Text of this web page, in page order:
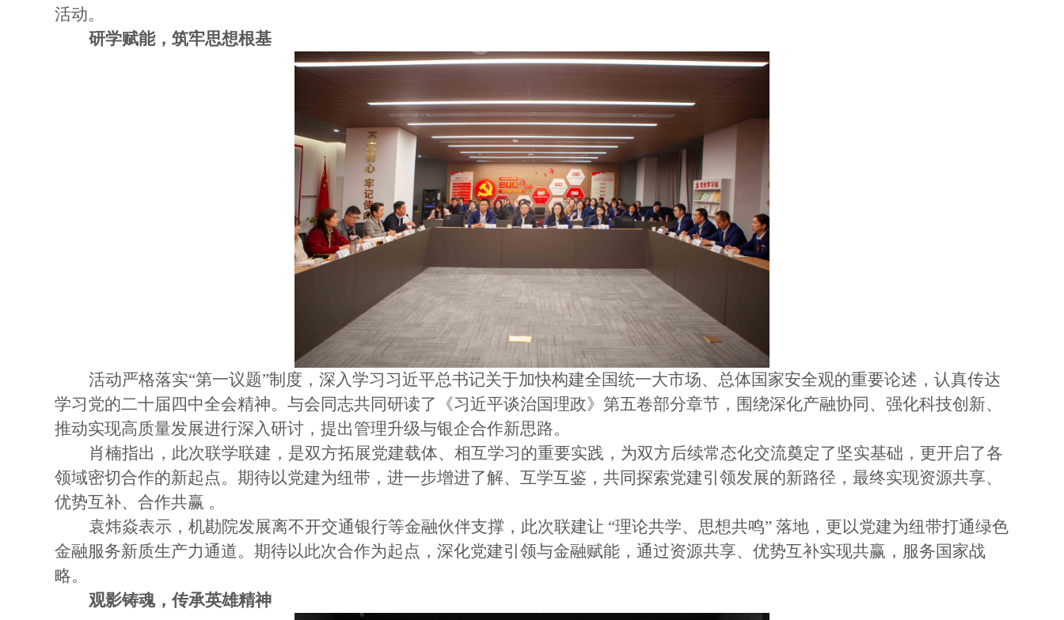
活动。
研学赋能，筑牢思想根基
活动严格落实“第一议题”制度，深入学习习近平总书记关于加快构建全国统一大市场、总体国家安全观的重要论述，认真传达
学习党的二十届四中全会精神。与会同志共同研读了《习近平谈治国理政》第五卷部分章节，围绕深化产融协同、强化科技创新、
推动实现高质量发展进行深入研讨，提出管理升级与银企合作新思路。
肖楠指出，此次联学联建，是双方拓展党建载体、相互学习的重要实践，为双方后续常态化交流奠定了坚实基础，更开启了各
领域密切合作的新起点。期待以党建为纽带，进一步增进了解、互学互鉴，共同探索党建引领发展的新路径，最终实现资源共享、
优势互补、合作共赢 。
袁炜焱表示，机勘院发展离不开交通银行等金融伙伴支撑，此次联建让 “理论共学、思想共鸣” 落地，更以党建为纽带打通绿色
金融服务新质生产力通道。期待以此次合作为起点，深化党建引领与金融赋能，通过资源共享、优势互补实现共赢，服务国家战
略。
观影铸魂，传承英雄精神